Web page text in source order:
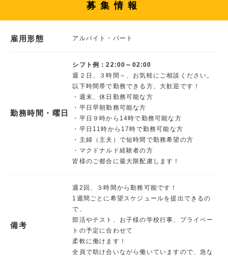
募集情報
雇用形態 アルバイト・パート
勤務時間・曜日
シフト例：22:00～02:00
週２日、３時間～、お気軽にご相談ください。
以下時間帯で勤務できる方、大歓迎です！
・週末、休日勤務可能な方
・平日早朝勤務可能な方
・平日９時から14時で勤務可能な方
・平日11時から17時で勤務可能な方
・主婦（主夫）で短時間で勤務希望の方
・マクドナルド経験者の方
皆様のご都合に最大限配慮します！
備考
週2回、３時間から勤務可能です！
1週間ごとに希望スケジュールを提出できるの
で、
部活やテスト、お子様の学校行事、プライベー
トの予定に合わせて
柔軟に働けます！
全員で助け合いながら働いていますので、急な